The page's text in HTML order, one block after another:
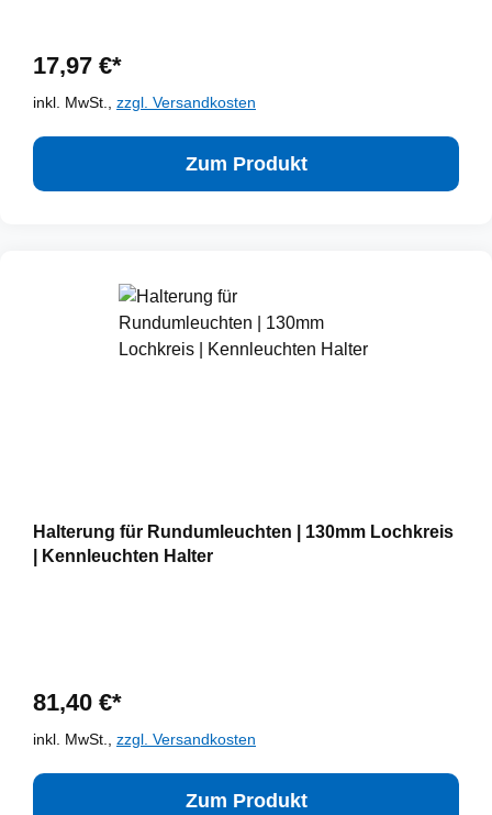
17,97 €*
inkl. MwSt., zzgl. Versandkosten
Zum Produkt
Halterung für Rundumleuchten | 130mm Lochkreis
| Kennleuchten Halter
81,40 €*
inkl. MwSt., zzgl. Versandkosten
Zum Produkt